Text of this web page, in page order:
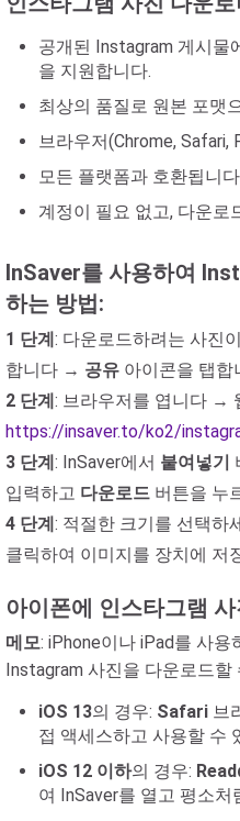
공개된 Instagram 게시물
을 지원합니다.
최상의 품질로 원본 포맷
브라우저(Chrome,
모든 플랫폼과 호환됩니
계정이 필요 없고, 다운로
InSaver를 사용하여
하는 방법:
1 단계: 다운로드하려는 사진
합니다 → 공유 아이콘을 탭
2 단계: 브라우저를 엽니다 →
https://insaver.to/ko2/
3 단계: InSaver에서 붙여넣기
입력하고 다운로드 버튼을 누
4 단계: 적절한 크기를 선택하
클릭하여 이미지를 장치에 저
아이폰에 인스타그램
메모: iPhone이나 iPad를 사
Instagram 사진을 다운로드할
iOS 13의 경우: Safari 브
접 액세스하고 사용할 수
iOS 12 이하의 경우:
여 InSaver를 열고 평소처